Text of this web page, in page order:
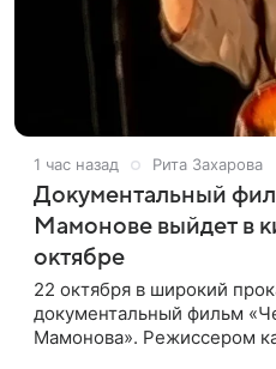
1 час назад Рита Захарова
Документальный
Мамонове выйдет в
октябре
22 октября в широкий
документальный фильм
Мамонова». Режиссером